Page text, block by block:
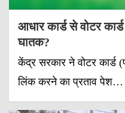
आधार कार्ड से वोटर
घातक?
केंद्र सरकार ने वोटर कार्ड
लिंक करने का प्रताव पेश…